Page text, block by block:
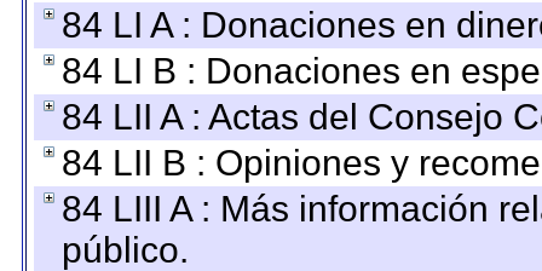
84 LI A : Donaciones en
84 LI B : Donaciones en
84 LII A : Actas del Consejo
84 LII B : Opiniones y
84 LIII A : Más información
público.